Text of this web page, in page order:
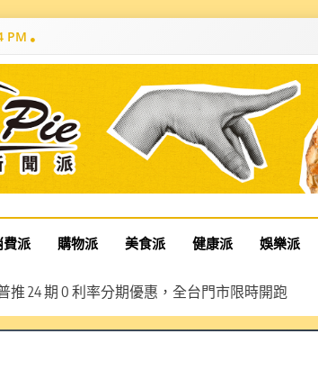
PM
費派 購物派 美食派 健康派 娛樂派
推 24 期 0 利率分期優惠，全台門市限時開跑